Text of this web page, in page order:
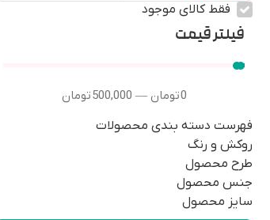
فقط کالای موجود
فیلتر قیمت
0تومان —
500,000تومان
فهرست دسته بندی محصولات
روکش و رنگ
طرح محصول
جنس محصول
سایز محصول